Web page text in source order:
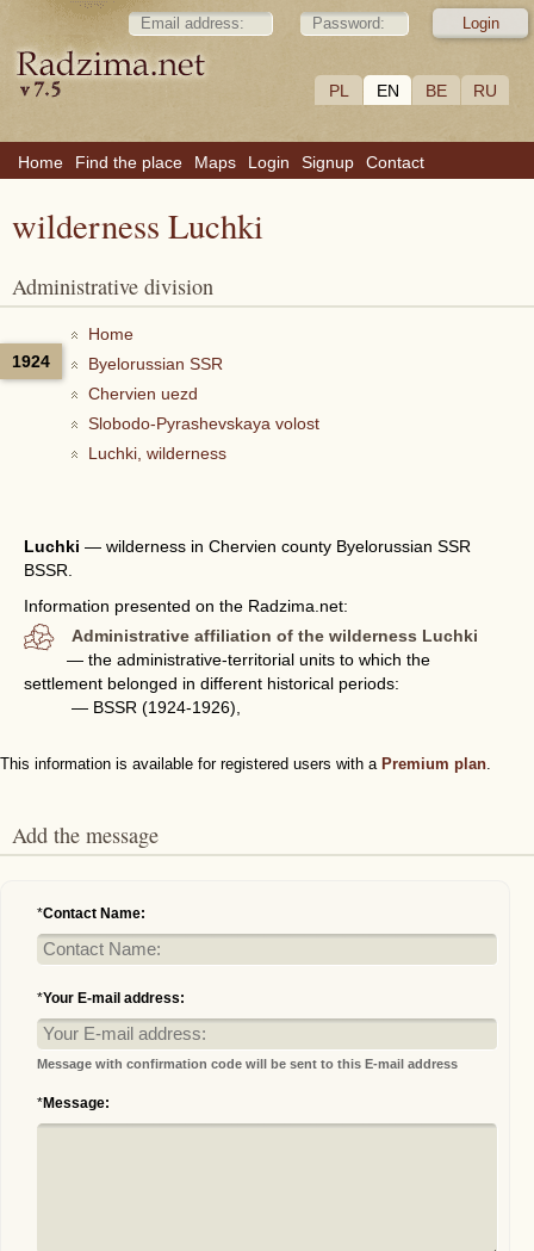
PL EN BE RU
Home Find the place Maps Login Signup Contact
wilderness Luchki
Administrative division
1924
Home
Byelorussian SSR
Chervien uezd
Slobodo-Pyrashevskaya volost
Luchki, wilderness
Luchki — wilderness in Chervien county Byelorussian SSR
BSSR.
Information presented on the Radzima.net:
Administrative affiliation of the wilderness Luchki
— the administrative-territorial units to which the
settlement belonged in different historical periods:
— BSSR (1924-1926),
This information is available for registered users with a Premium plan.
Add the message
*Contact Name:
*Your E-mail address:
Message with confirmation code will be sent to this E-mail address
*Message: